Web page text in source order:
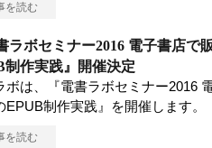
を読む
ラボセミナー2016 電子書店で
制作実践』開催決定
ボは、『電書ラボセミナー2016
EPUB制作実践』を開催します。
を読む